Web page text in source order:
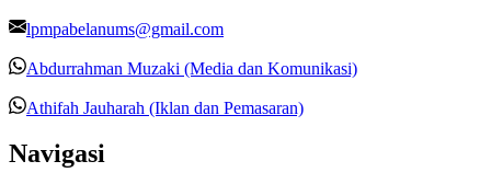
lpmpabelanums@gmail.com
Abdurrahman Muzaki (Media dan Komunikasi)
Athifah Jauharah (Iklan dan Pemasaran)
Navigasi